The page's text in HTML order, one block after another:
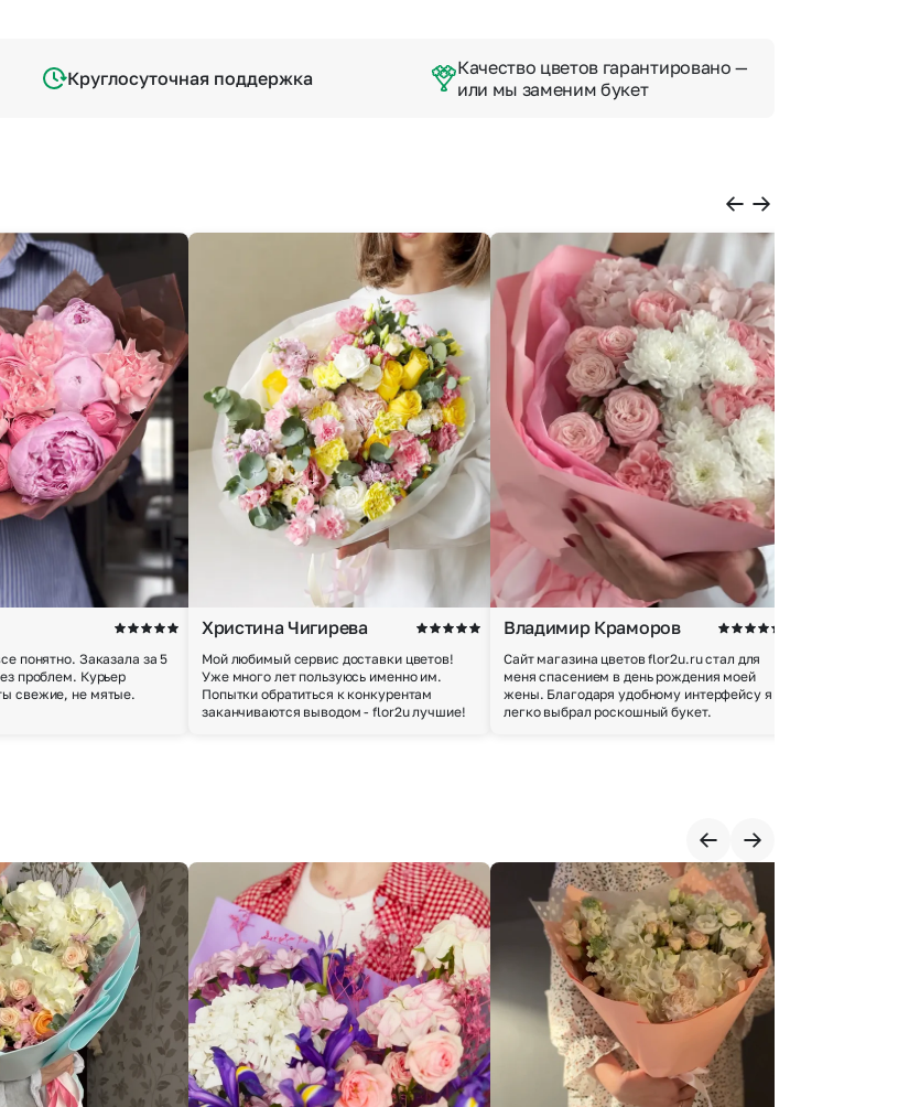
город доставки
из популярных
МО
Санкт-Петербург
Качество цветов гарантировано —
или мы заменим букет
Круглосуточная поддержка
понятно. Заказала за 5
проблем. Курьер
свежие, не мятые.
Христина Чигирева
Мой любимый сервис доставки цветов!
Уже много лет пользуюсь именно им.
Попытки обратиться к конкурентам
заканчиваются выводом - flor2u лучшие!
Владимир Краморов
Сайт магазина цветов flor2u.ru стал для
меня спасением в день рождения моей
жены. Благодаря удобному интерфейсу я
легко выбрал роскошный букет.